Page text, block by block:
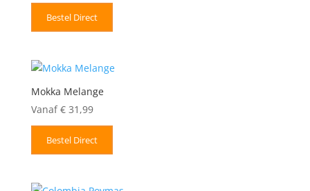
Bestel Direct
Mokka Melange
Vanaf €31,99
Bestel Direct